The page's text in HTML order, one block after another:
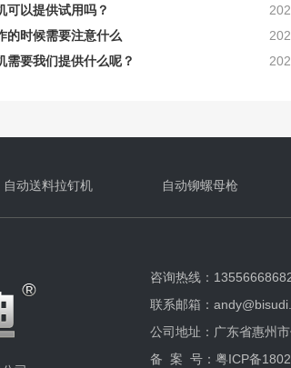
时候需要注意什么
要我们提供什么呢？
问题解答
能打多少个钉？
自动送料拉钉机 自动铆螺母枪
咨询热线：
联系邮箱：
公司地址：广东省惠州
备 案 号： 粤ICP备